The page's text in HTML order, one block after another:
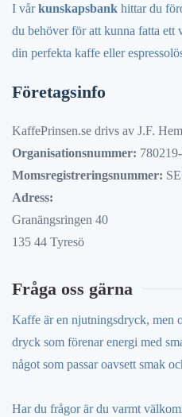
I vårkunskapsbank hittar du
du behöver för att kunna fatta ett
din perfekta kaffe eller
Företagsinfo
KaffePrinsen.se drivs av J.F.
Organisationsnummer:
Momsregistreringsnummer:
Adress:
Granängsringen 40
135 44 Tyresö
Fråga oss gärna
Kaffe är en njutningsdryck, men
dryck som förenar energi med
något som passar oavsett smak
Har du frågor är du varmt